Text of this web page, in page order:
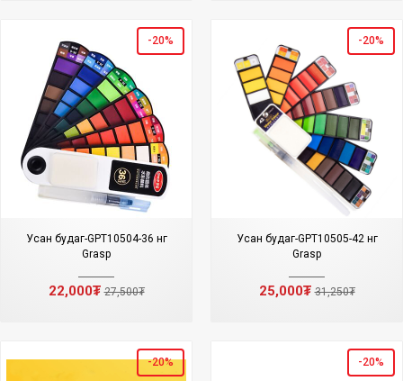
-20%
Усан будаг-GPT10504-36 өнгө
Grasp
22,000₮27,500₮
-20%
Усан будаг-GPT10505-42 өнгө
Grasp
25,000₮31,250₮
-20% -20%